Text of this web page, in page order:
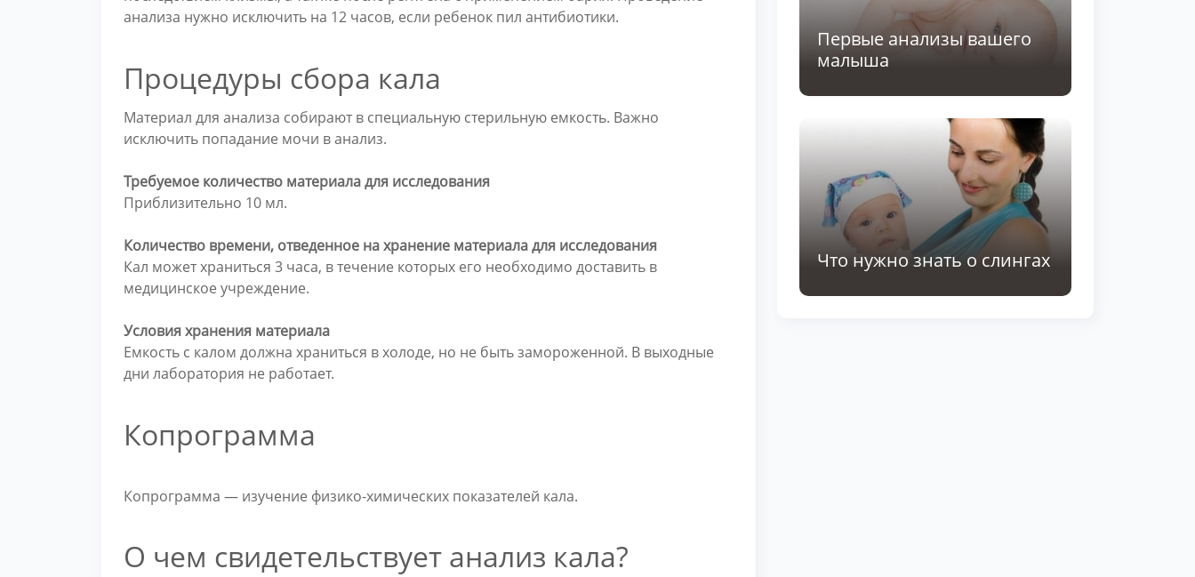
анализа нужно исключить на 12 часов, если ребенок пил антибиотики.
Процедуры сбора кала
Материал для анализа собирают в специальную стерильную емкость. Важно
исключить попадание мочи в анализ.
Требуемое количество материала для исследования
Приблизительно 10 мл.
Количество времени, отведенное на хранение материала для исследования
Кал может храниться 3 часа, в течение которых его необходимо доставить в
медицинское учреждение.
Условия хранения материала
Емкость с калом должна храниться в холоде, но не быть замороженной. В выходные
дни лаборатория не работает.
Копрограмма
Копрограмма — изучение физико-химических показателей кала.
О чем свидетельствует анализ кала?
Первые анализы вашего
малыша
Что нужно знать о слингах